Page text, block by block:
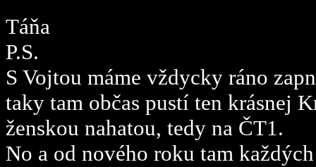
Táňa
P.S.
S Vojtou máme vždycky ráno
taky tam občas pustí ten krásnej
ženskou nahatou, tedy na ČT1.
No a od nového roku tam